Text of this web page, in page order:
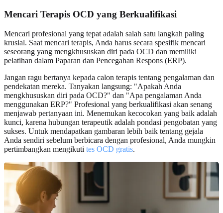
Mencari Terapis OCD yang Berkualifikasi
Mencari profesional yang tepat adalah salah satu langkah paling
krusial. Saat mencari terapis, Anda harus secara spesifik mencari
seseorang yang mengkhususkan diri pada OCD dan memiliki
pelatihan dalam Paparan dan Pencegahan Respons (ERP).
Jangan ragu bertanya kepada calon terapis tentang pengalaman dan
pendekatan mereka. Tanyakan langsung: "Apakah Anda
mengkhususkan diri pada OCD?" dan "Apa pengalaman Anda
menggunakan ERP?" Profesional yang berkualifikasi akan senang
menjawab pertanyaan ini. Menemukan kecocokan yang baik adalah
kunci, karena hubungan terapeutik adalah pondasi pengobatan yang
sukses. Untuk mendapatkan gambaran lebih baik tentang gejala
Anda sendiri sebelum berbicara dengan profesional, Anda mungkin
pertimbangkan mengikuti tes OCD gratis.